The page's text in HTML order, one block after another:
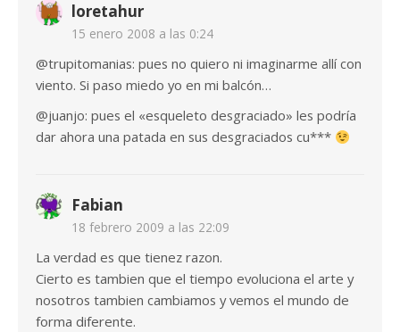
loretahur
15 enero 2008 a las 0:24
@trupitomanias: pues no quiero ni imaginarme allí con
viento. Si paso miedo yo en mi balcón…
@juanjo: pues el «esqueleto desgraciado» les podría
dar ahora una patada en sus desgraciados cu***
Fabian
18 febrero 2009 a las 22:09
La verdad es que tienez razon.
Cierto es tambien que el tiempo evoluciona el arte y
nosotros tambien cambiamos y vemos el mundo de
forma diferente.